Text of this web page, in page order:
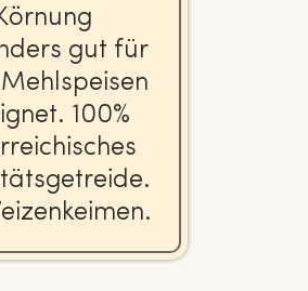
gut für
100%